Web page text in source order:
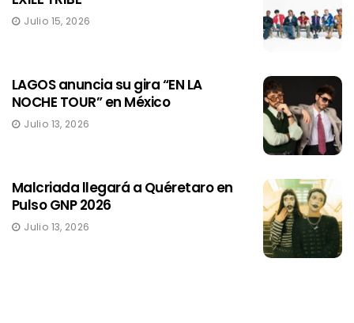
Julio 15, 2026
LAGOS anuncia su gira “EN LA
NOCHE TOUR” en México
Julio 13, 2026
Malcriada llegará a Quéretaro en
Pulso GNP 2026
Julio 13, 2026